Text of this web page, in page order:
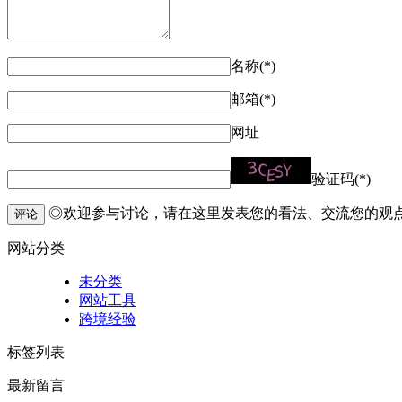
名称(*)
邮箱(*)
网址
验证码(*)
评论 ◎欢迎参与讨论，请在这里发表您的看法、交流您的观
网站分类
未分类
网站工具
跨境经验
标签列表
最新留言